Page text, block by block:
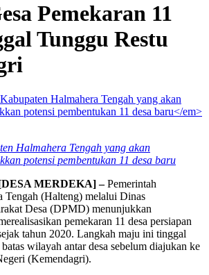
Pemekaran 11
Tunggu Restu
Halmahera Tengah yang akan
potensi pembentukan 11 desa baru
MERDEKA] –Pemerintah
Tengah (Halteng) melalui Dinas
Desa (DPMD) menunjukkan
pemekaran 11 desa persiapan
tahun 2020. Langkah maju ini tinggal
wilayah antar desa sebelum diajukan ke
(Kemendagri).